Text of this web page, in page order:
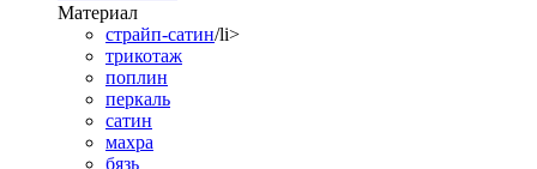
Материал
страйп-сатин/li>
трикотаж
поплин
перкаль
сатин
махра
бязь